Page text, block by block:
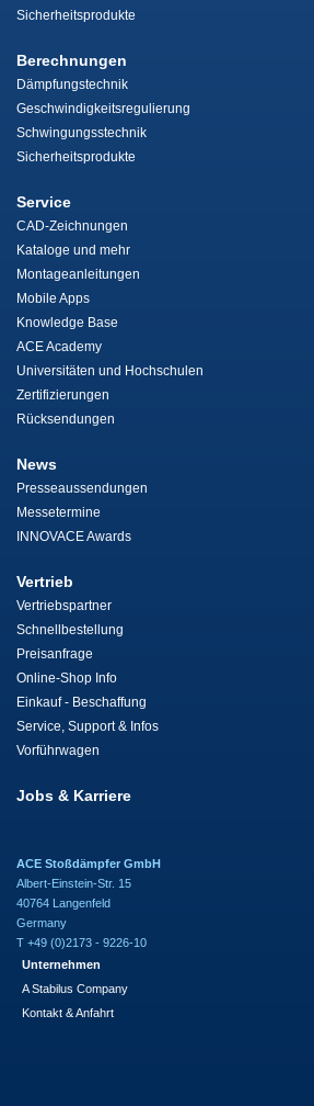
Sicherheitsprodukte
Berechnungen
Dämpfungstechnik
Geschwindigkeitsregulierung
Schwingungsstechnik
Sicherheitsprodukte
Service
CAD-Zeichnungen
Kataloge und mehr
Montageanleitungen
Mobile Apps
Knowledge Base
ACE Academy
Universitäten und Hochschulen
Zertifizierungen
Rücksendungen
News
Presseaussendungen
Messetermine
INNOVACE Awards
Vertrieb
Vertriebspartner
Schnellbestellung
Preisanfrage
Online-Shop Info
Einkauf - Beschaffung
Service, Support & Infos
Vorführwagen
Jobs & Karriere
ACE Stoßdämpfer GmbH
Albert-Einstein-Str. 15
40764 Langenfeld
Germany
T +49 (0)2173 - 9226-10
Unternehmen
A Stabilus Company
Kontakt & Anfahrt